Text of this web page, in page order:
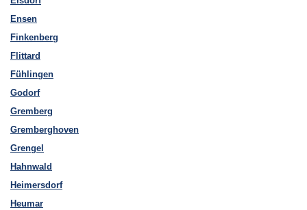
Ensen
Finkenberg
Flittard
Fühlingen
Godorf
Gremberg
Gremberghoven
Grengel
Hahnwald
Heimersdorf
Heumar